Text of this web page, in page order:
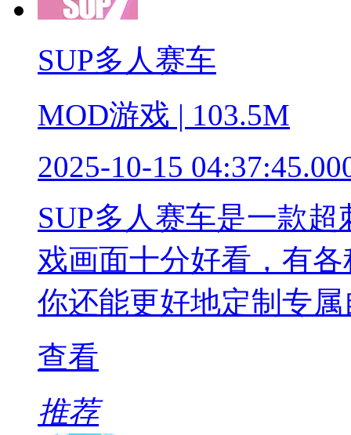
SUP多人赛车
MOD游戏 | 103.5M
2025-10-15
SUP多人赛车是一款
戏画面十分好看，有
你还能更好地定制专
查看
推荐